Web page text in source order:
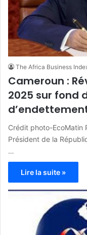
The Africa Business
Cameroun :
2025 sur fond
Crédit photo-EcoMatin
Président de la
…
Lire la suite »